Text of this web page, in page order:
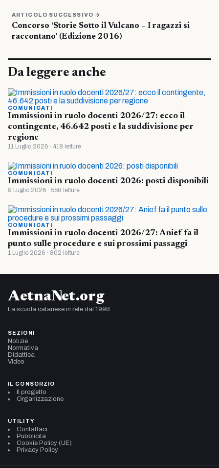
ARTICOLO SUCCESSIVO →
Concorso ‘Storie Sotto il Vulcano – I ragazzi si
raccontano’ (Edizione 2016)
Da leggere anche
COMUNICATI
Immissioni in ruolo docenti 2026/27: ecco il
contingente, 46.642 posti e la suddivisione per
regione
11 Luglio 2026 · 418 letture
COMUNICATI
Immissioni in ruolo docenti 2026: posti disponibili
9 Luglio 2026 · 558 letture
COMUNICATI
Immissioni in ruolo docenti 2026/27: Anief fa il
punto sulle procedure e sui prossimi passaggi
1 Luglio 2026 · 802 letture
AetnaNet.org
La scuola catanese in rete dal 1998
SEZIONI
Notizie
Normativa
Didattica
Video
IL CONSORZIO
Il progetto
Organizzazione
UTILITY
Contattaci
Pubblicità
Cookie Policy (UE)
Privacy Policy